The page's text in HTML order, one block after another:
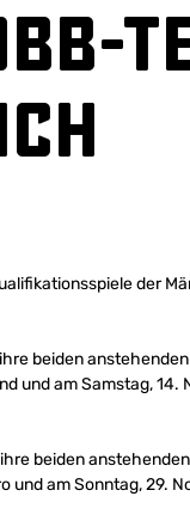
der
beiden
und am Samstag, 14.
beiden
und am Sonntag, 29.